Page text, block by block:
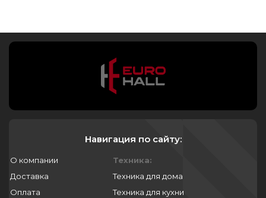
Навигация по сайту:
О компании
Доставка
Оплата
Техника:
Техника для дома
Техника для кухни